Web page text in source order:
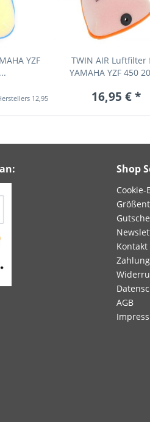
YZF
12,95 € *
TWIN AIR Luftfilter
YAMAHA YZF 450
16,95 € *
Shop
Kontakt
AGB